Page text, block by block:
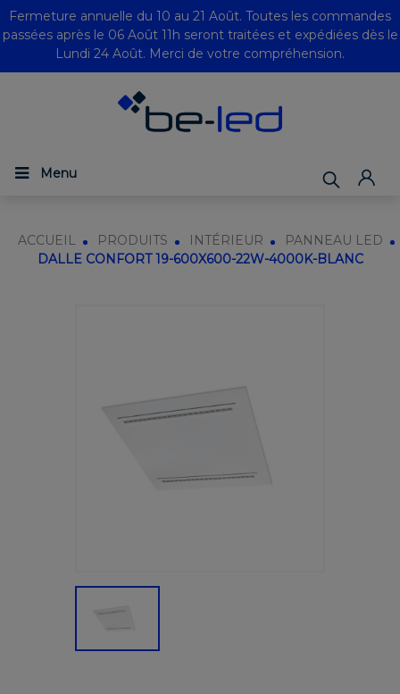
Fermeture annuelle du 10 au 21 Août. Toutes les commandes
passées après le 06 Août 11h seront traitées et expédiées dès le
Lundi 24 Août. Merci de votre compréhension.
Menu
ACCUEIL PRODUITS INTÉRIEUR
PANNEAU LED
DALLE CONFORT 19-600X600-22W-4000K-BLANC